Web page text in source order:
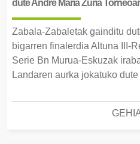
dute Andre Maria Zuria
Zabala-Zabaletak gainditu
bigarren finalerdia Altuna III-
Serie Bn Murua-Eskuzak
Landaren aurka jokatuko